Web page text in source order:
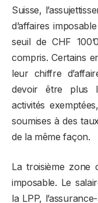
Suisse,
d’affaires
seuil de CHF
compris. Certains
leur chiffre
devoir être plus
activités
soumises à des
de la même façon.
La troisième zone
imposable. Le
la LPP,